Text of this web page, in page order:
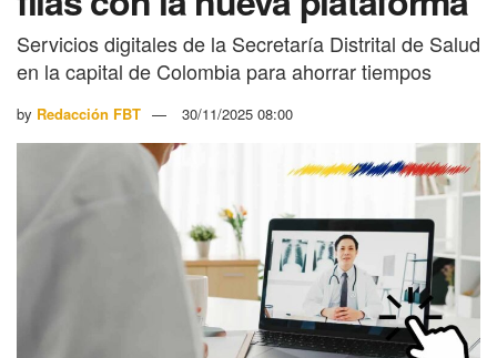
Servicios digitales de la Secretaría Distrital de Salud
en la capital de Colombia para ahorrar tiempos
by Redacción FBT 30/11/2025 08:00